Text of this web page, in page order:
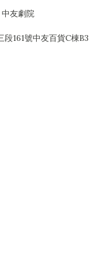
友劇院
161號中友百貨C棟B3